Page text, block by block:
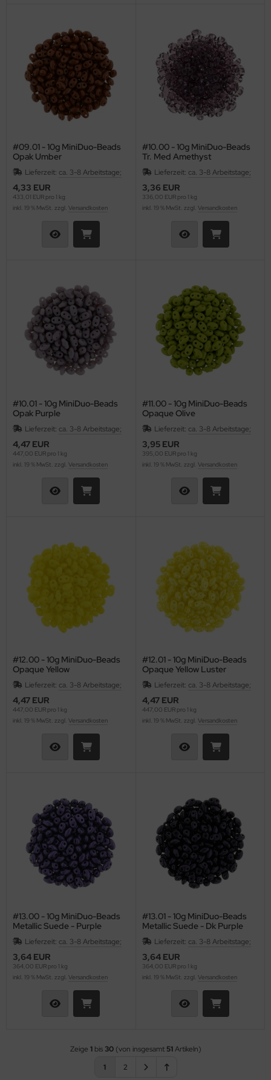
#09.01 - 10g MiniDuo-Beads
Opak Umber
Lieferzeit: ca. 3-8 Arbeitstage;
4,33 EUR
433,01 EUR pro 1 kg
inkl. 19 % MwSt. zzgl. Versandkosten
#10.00 - 10g MiniDuo-Beads
Tr. Med Amethyst
Lieferzeit: ca. 3-8 Arbeitstage;
3,36 EUR
336,00 EUR pro 1 kg
inkl. 19 % MwSt. zzgl. Versandkosten
#10.01 - 10g MiniDuo-Beads
Opak Purple
Lieferzeit: ca. 3-8 Arbeitstage;
4,47 EUR
447,00 EUR pro 1 kg
inkl. 19 % MwSt. zzgl. Versandkosten
#11.00 - 10g MiniDuo-Beads
Opaque Olive
Lieferzeit: ca. 3-8 Arbeitstage;
3,95 EUR
395,00 EUR pro 1 kg
inkl. 19 % MwSt. zzgl. Versandkosten
#12.00 - 10g MiniDuo-Beads
Opaque Yellow
Lieferzeit: ca. 3-8 Arbeitstage;
4,47 EUR
447,00 EUR pro 1 kg
inkl. 19 % MwSt. zzgl. Versandkosten
#12.01 - 10g MiniDuo-Beads
Opaque Yellow Luster
Lieferzeit: ca. 3-8 Arbeitstage;
4,47 EUR
447,00 EUR pro 1 kg
inkl. 19 % MwSt. zzgl. Versandkosten
#13.00 - 10g MiniDuo-Beads
Metallic Suede - Purple
Lieferzeit: ca. 3-8 Arbeitstage;
3,64 EUR
364,00 EUR pro 1 kg
inkl. 19 % MwSt. zzgl. Versandkosten
#13.01 - 10g MiniDuo-Beads
Metallic Suede - Dk Purple
Lieferzeit: ca. 3-8 Arbeitstage;
3,64 EUR
364,00 EUR pro 1 kg
inkl. 19 % MwSt. zzgl. Versandkosten
Zeige 1bis 30(von insgesamt 51Artikeln)
1
2